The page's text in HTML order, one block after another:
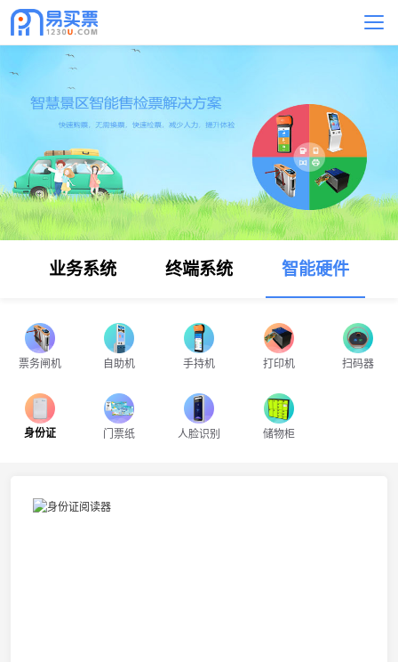
业务系统 终端系统 智能硬件
票务闸机 自助机 手持机 打印机 扫码器
身份证 门票纸 人脸识别 储物柜